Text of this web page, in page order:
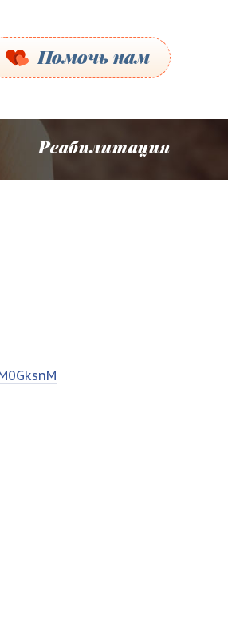
Помочь нам
Реабилитация